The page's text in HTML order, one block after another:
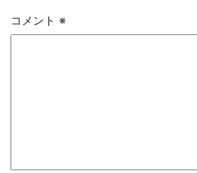
ゲ
コメント ※